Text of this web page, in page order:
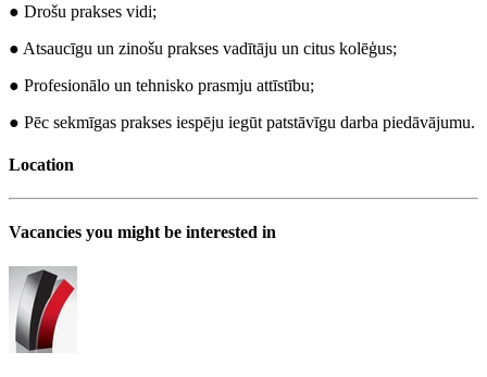
● Drošu prakses vidi;
● Atsaucīgu un zinošu prakses vadītāju un citus kolēģus;
● Profesionālo un tehnisko prasmju attīstību;
● Pēc sekmīgas prakses iespēju iegūt patstāvīgu darba piedāvājumu.
Location
Vacancies you might be interested in